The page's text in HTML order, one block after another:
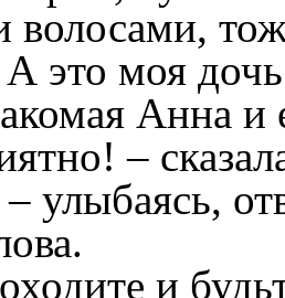
это моя
Анна и
–
улыбаясь,
и